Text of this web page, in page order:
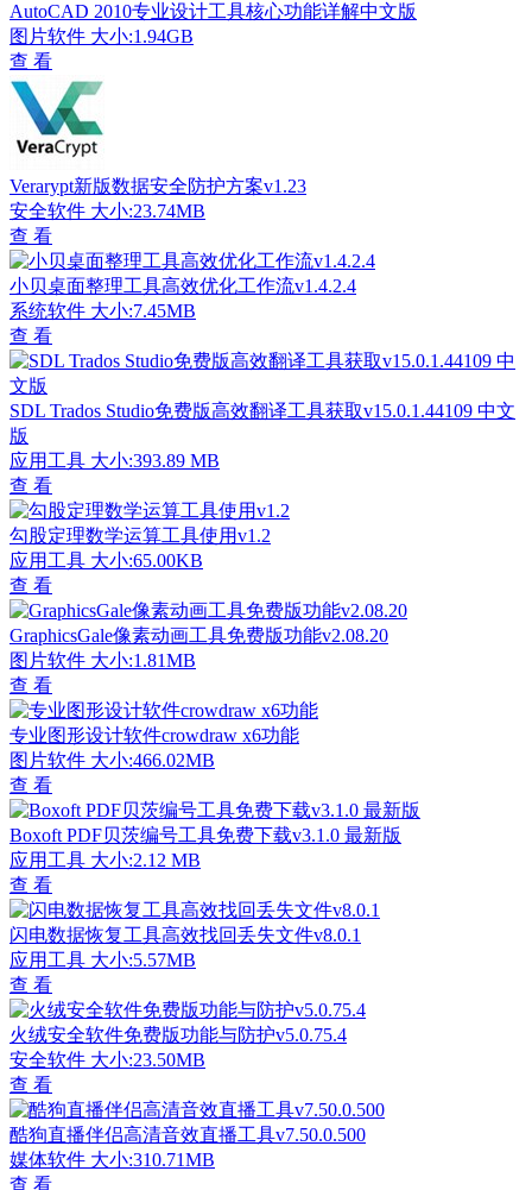
AutoCAD 2010专业设计工具核心功能详解中文版
图片软件 大小:1.94GB
查 看
Verarypt新版数据安全防护方案v1.23
安全软件 大小:23.74MB
查 看
小贝桌面整理工具高效优化工作流v1.4.2.4
系统软件 大小:7.45MB
查 看
SDL Trados Studio免费版高效翻译工具获取v15.0.1.44109 中文
版
应用工具 大小:393.89 MB
查 看
勾股定理数学运算工具使用v1.2
应用工具 大小:65.00KB
查 看
GraphicsGale像素动画工具免费版功能v2.08.20
图片软件 大小:1.81MB
查 看
专业图形设计软件crowdraw x6功能
图片软件 大小:466.02MB
查 看
Boxoft PDF贝茨编号工具免费下载v3.1.0 最新版
应用工具 大小:2.12 MB
查 看
闪电数据恢复工具高效找回丢失文件v8.0.1
应用工具 大小:5.57MB
查 看
火绒安全软件免费版功能与防护v5.0.75.4
安全软件 大小:23.50MB
查 看
酷狗直播伴侣高清音效直播工具v7.50.0.500
媒体软件 大小:310.71MB
查 看